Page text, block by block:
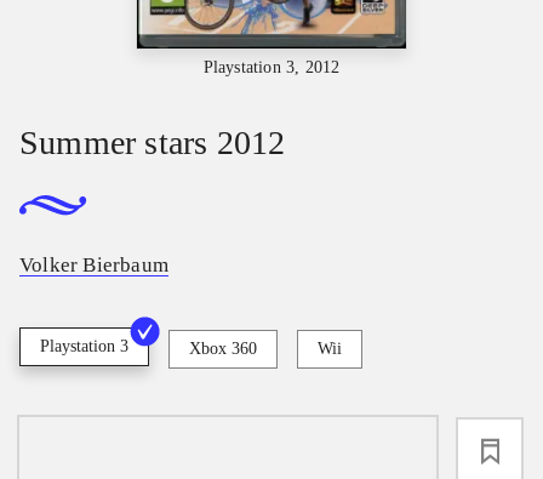
Playstation 3, 2012
Summer stars 2012
Volker Bierbaum
Playstation 3 Xbox 360 Wii